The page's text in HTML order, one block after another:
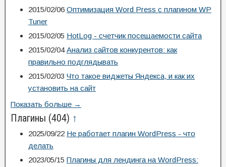
2015/02/06 Оптимизация Word Press с плагином WP
Tuner
2015/02/05 HotLog - счетчик посещаемости сайта
2015/02/04 Анализ сайтов конкурентов: как
правильно подглядывать
2015/02/03 Что такое виджеты Яндекса, и как их
установить на сайт
Показать больше →
Плагины (404) ↑
2025/09/22 Не работает плагин WordPress - что
делать
2023/05/15 Плагины для лендинга на WordPress: